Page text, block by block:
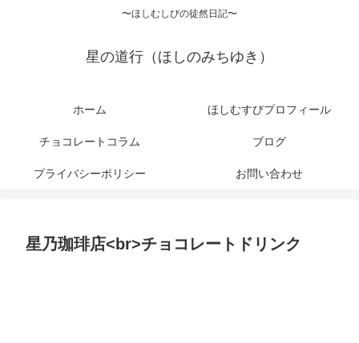
〜ほしむしびの徒然日記〜
星の道行（ほしのみちゆき）
ホーム ほしむすびプロフィール
チョコレートコラム ブログ
プライバシーポリシー お問い合わせ
星乃珈琲店<br>チョコレートドリンク